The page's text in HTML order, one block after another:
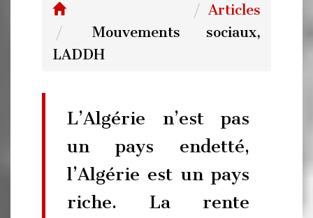
Articles
Mouvements sociaux,
LADDH
L’Algérie n’est pas
un pays endetté,
l’Algérie est un pays
riche. La rente